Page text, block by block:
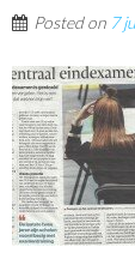
Posted on 7